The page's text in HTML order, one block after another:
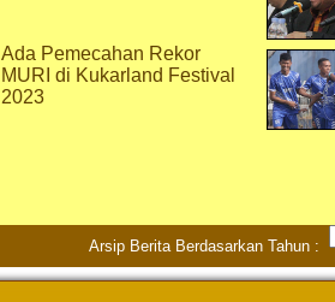
Ada Pemecahan Rekor
MURI di Kukarland Festival
2023
Arsip Berita Berdasarkan Tahun :